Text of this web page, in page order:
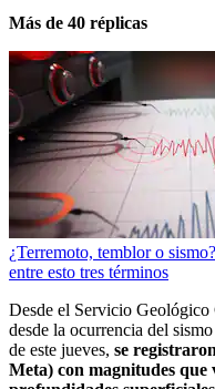
Más de 40 réplicas
¿Terremoto, temblor o
entre esto tres términos
Desde el Servicio
desde la ocurrencia del
de este jueves, se
Meta) con magnitudes que